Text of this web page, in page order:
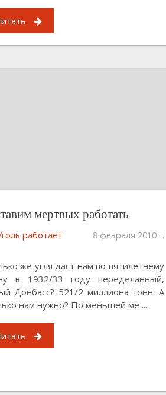
мертвых работать
работает 8 февраля 2010 г.
же угля даст нам по пятилетнему
в 1932/33 году переделанный,
Донбасс? 521/2 миллиона тонн. А
нам нужно? По меньшей ме ...